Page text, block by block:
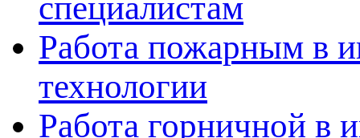
специалистам
Работа пожарным в
технологии
Работа горничной в